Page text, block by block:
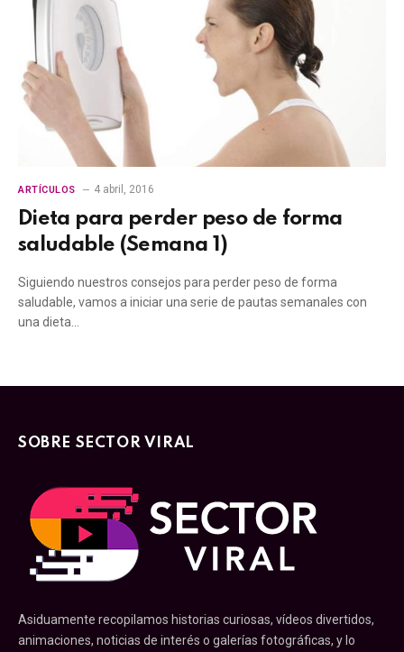
ARTÍCULOS 4 abril, 2016
Dieta para perder peso de forma
saludable (Semana 1)
Siguiendo nuestros consejos para perder peso de forma
saludable, vamos a iniciar una serie de pautas semanales con
una dieta…
SOBRE SECTOR VIRAL
Asiduamente recopilamos historias curiosas, vídeos divertidos,
animaciones, noticias de interés o galerías fotográficas, y lo